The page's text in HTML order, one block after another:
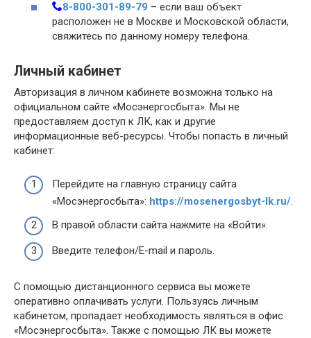
8-800-301-89-79 – если ваш объект
расположен не в Москве и Московской области,
свяжитесь по данному номеру телефона.
Личный кабинет
Авторизация в личном кабинете возможна только на
официальном сайте «Мосэнергосбыта». Мы не
предоставляем доступ к ЛК, как и другие
информационные веб-ресурсы. Чтобы попасть в личный
кабинет:
Перейдите на главную страницу сайта
«Мосэнергосбыта»: https://mosenergosbyt-lk.ru/.
В правой области сайта нажмите на «Войти».
Введите телефон/E-mail и пароль.
С помощью дистанционного сервиса вы можете
оперативно оплачивать услуги. Пользуясь личным
кабинетом, пропадает необходимость являться в офис
«Мосэнергосбыта». Также с помощью ЛК вы можете